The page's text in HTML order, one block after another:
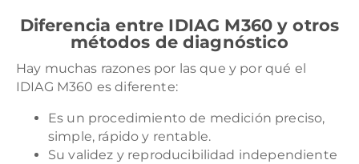
Diferencia entre IDIAG M360 y otros
métodos de diagnóstico
Hay muchas razones por las que y por qué el
IDIAG M360 es diferente:
Es un procedimiento de medición preciso,
simple, rápido y rentable.
Su validez y reproducibilidad independiente